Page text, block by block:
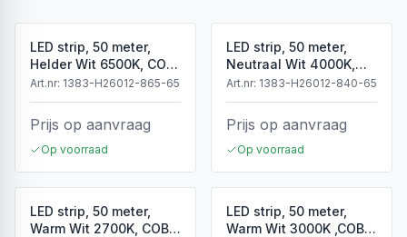
LED strip, 50 meter,
Helder Wit 6500K, COB,
High Voltage, 220V,
IP65
Art.nr: 1383-H26012-865-65
Prijs op aanvraag
Op voorraad
LED strip, 50 meter,
Neutraal Wit 4000K,
COB, High Voltage,
220V, IP65
Art.nr: 1383-H26012-840-65
Prijs op aanvraag
Op voorraad
LED strip, 50 meter,
Warm Wit 2700K, COB,
LED strip, 50 meter,
Warm Wit 3000K ,COB,